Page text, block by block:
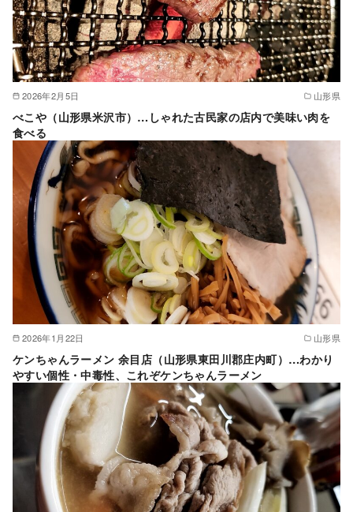
2026年2月5日 山形県
べこや（山形県米沢市）…しゃれた古民家の店内で美味い肉を
食べる
2026年1月22日 山形県
ケンちゃんラーメン 余目店（山形県東田川郡庄内町）…わかり
やすい個性・中毒性、これぞケンちゃんラーメン